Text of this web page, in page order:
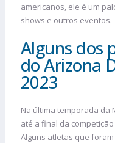
americanos, ele é um
shows e outros eventos.
Alguns dos
do Arizona
2023
Na última temporada da
até a final da
Alguns atletas que